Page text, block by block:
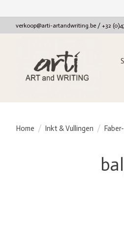
verkoop@arti-artandwriting.be/ +32
Home / Inkt & Vullingen /